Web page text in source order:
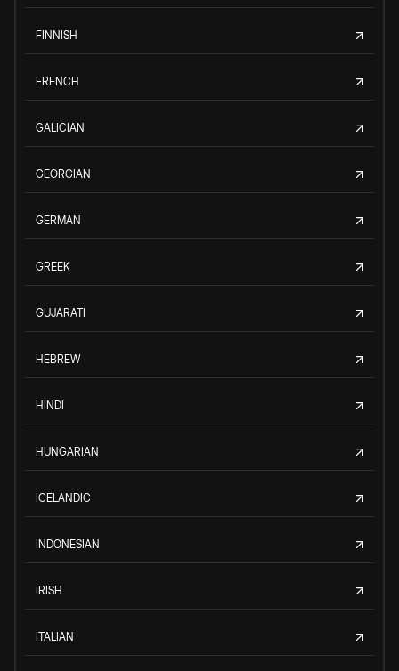
FINNISH
FRENCH
GALICIAN
GEORGIAN
GERMAN
GREEK
GUJARATI
HEBREW
HINDI
HUNGARIAN
ICELANDIC
INDONESIAN
IRISH
ITALIAN